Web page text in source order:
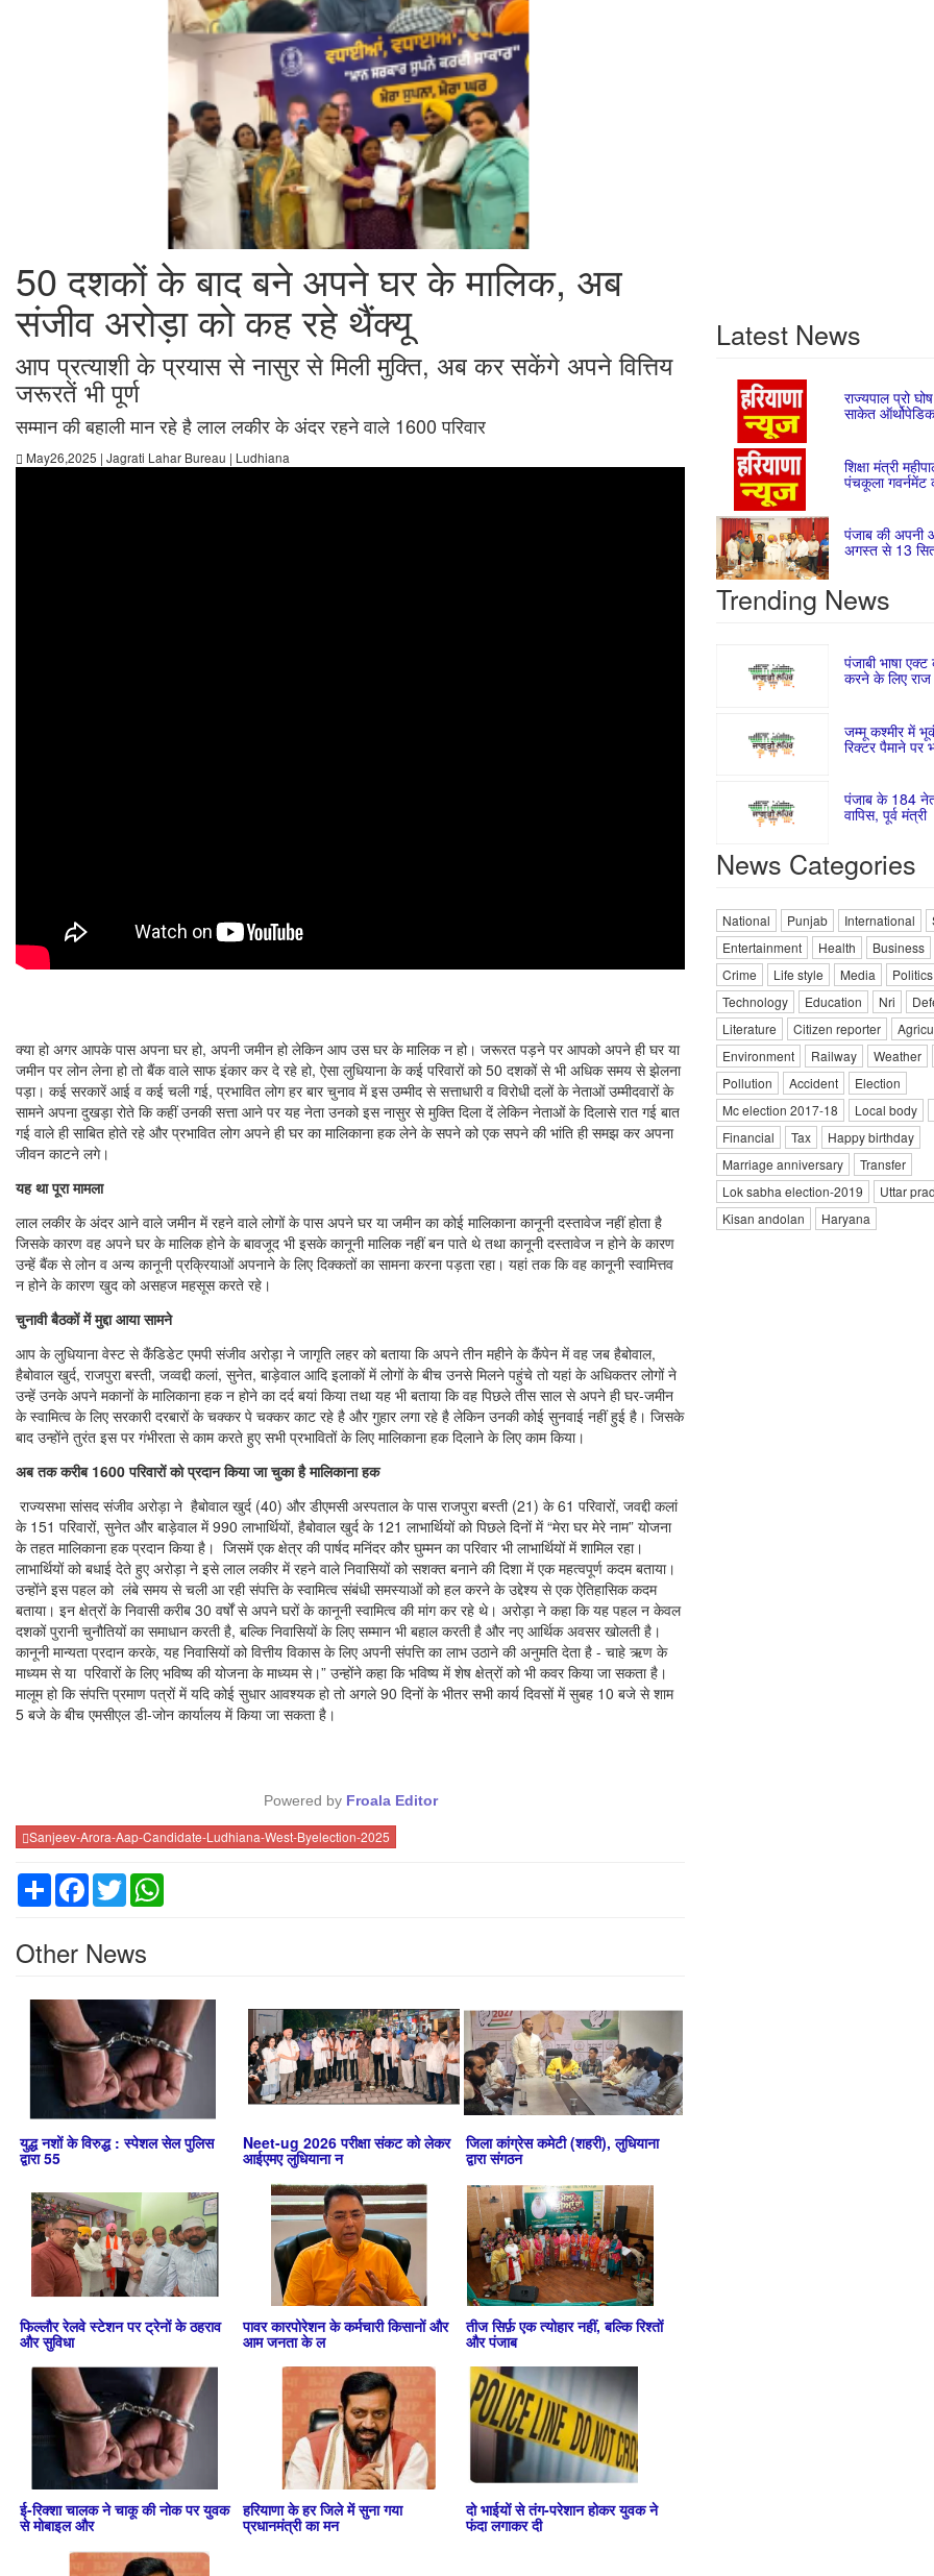
50 दशकों के बाद बने अपने घर के मालिक, अब
संजीव अरोड़ा को कह रहे थैंक्यू
आप प्रत्याशी के प्रयास से नासुर से मिली मुक्ति, अब कर सकेंगे अपने वित्तिय
जरूरतें भी पूर्ण
सम्मान की बहाली मान रहे है लाल लकीर के अंदर रहने वाले 1600 परिवार
May26,2025 | Jagrati Lahar Bureau | Ludhiana
क्या हो अगर आपके पास अपना घर हो, अपनी जमीन हो लेकिन आप उस घर के मालिक न हो। जरूरत पड़ने पर आपको अपने ही घर या
जमीन पर लोन लेना हो तो बैंक वाले साफ इंकार कर दे रहे हो, ऐसा लुधियाना के कई परिवारों को 50 दशकों से भी अधिक समय से झेलना
पड़ा। कई सरकारें आई व कई चली गई, प्रभावित लोग हर बार चुनाव में इस उम्मीद से सत्ताधारी व विरोधी दलों के नेताओं उम्मीदवारों के
सामने अपना दुखड़ा रोते कि कहीं उनकी सत्ता आने पर यह नेता उनको इस नासुर से मुक्ति दिला दें लेकिन नेताओं के दिलासे रात गई बात
गई वाले ही साबित होते रहे और प्रभावित लोग अपने ही घर का मालिकाना हक लेने के सपने को एक सपने की भांति ही समझ कर अपना
जीवन काटने लगे।
यह था पूरा मामला
लाल लकीर के अंदर आने वाले जमीन में रहने वाले लोगों के पास अपने घर या जमीन का कोई मालिकाना कानूनी दस्तावेज नहीं होता है
जिसके कारण वह अपने घर के मालिक होने के बावजूद भी इसके कानूनी मालिक नहीं बन पाते थे तथा कानूनी दस्तावेज न होने के कारण
उन्हें बैंक से लोन व अन्य कानूनी प्रक्रियाओं अपनाने के लिए दिक्कतों का सामना करना पड़ता रहा। यहां तक कि वह कानूनी स्वामित्तव
न होने के कारण खुद को असहज महसूस करते रहे।
चुनावी बैठकों में मुद्दा आया सामने
आप के लुधियाना वेस्ट से कैंडिडेट एमपी संजीव अरोड़ा ने जागृति लहर को बताया कि अपने तीन महीने के कैंपेन में वह जब हैबोवाल,
हैबोवाल खुर्द, राजपुरा बस्ती, जव्वद्दी कलां, सुनेत, बाड़ेवाल आदि इलाकों में लोगों के बीच उनसे मिलने पहुंचे तो यहां के अधिकतर लोगों ने
उन्हें उनके अपने मकानों के मालिकाना हक न होने का दर्द बयां किया तथा यह भी बताया कि वह पिछले तीस साल से अपने ही घर-जमीन
के स्वामित्व के लिए सरकारी दरबारों के चक्कर पे चक्कर काट रहे है और गुहार लगा रहे है लेकिन उनकी कोई सुनवाई नहीं हुई है। जिसके
बाद उन्होंने तुरंत इस पर गंभीरता से काम करते हुए सभी प्रभावितों के लिए मालिकाना हक दिलाने के लिए काम किया।
अब तक करीब 1600 परिवारों को प्रदान किया जा चुका है मालिकाना हक
राज्यसभा सांसद संजीव अरोड़ा ने हैबोवाल खुर्द (40) और डीएमसी अस्पताल के पास राजपुरा बस्ती (21) के 61 परिवारों, जवद्दी कलां
के 151 परिवारों, सुनेत और बाड़ेवाल में 990 लाभार्थियों, हैबोवाल खुर्द के 121 लाभार्थियों को पिछले दिनों में “मेरा घर मेरे नाम” योजना
के तहत मालिकाना हक प्रदान किया है। जिसमें एक क्षेत्र की पार्षद मनिंदर कौर घुम्मन का परिवार भी लाभार्थियों में शामिल रहा।
लाभार्थियों को बधाई देते हुए अरोड़ा ने इसे लाल लकीर में रहने वाले निवासियों को सशक्त बनाने की दिशा में एक महत्वपूर्ण कदम बताया।
उन्होंने इस पहल को लंबे समय से चली आ रही संपत्ति के स्वामित्व संबंधी समस्याओं को हल करने के उद्देश्य से एक ऐतिहासिक कदम
बताया। इन क्षेत्रों के निवासी करीब 30 वर्षों से अपने घरों के कानूनी स्वामित्व की मांग कर रहे थे। अरोड़ा ने कहा कि यह पहल न केवल
दशकों पुरानी चुनौतियों का समाधान करती है, बल्कि निवासियों के लिए सम्मान भी बहाल करती है और नए आर्थिक अवसर खोलती है।
कानूनी मान्यता प्रदान करके, यह निवासियों को वित्तीय विकास के लिए अपनी संपत्ति का लाभ उठाने की अनुमति देता है - चाहे ऋण के
माध्यम से या परिवारों के लिए भविष्य की योजना के माध्यम से।” उन्होंने कहा कि भविष्य में शेष क्षेत्रों को भी कवर किया जा सकता है।
मालूम हो कि संपत्ति प्रमाण पत्रों में यदि कोई सुधार आवश्यक हो तो अगले 90 दिनों के भीतर सभी कार्य दिवसों में सुबह 10 बजे से शाम
5 बजे के बीच एमसीएल डी-जोन कार्यालय में किया जा सकता है।
Powered by Froala Editor
Sanjeev-Arora-Aap-Candidate-Ludhiana-West-Byelection-2025
Share Facebook
Twitter
Other News
युद्ध नशों के विरुद्ध : स्पेशल सेल पुलिस
द्वारा 55
Neet-ug 2026 परीक्षा संकट को लेकर
आईएमए लुधियाना न
जिला कांग्रेस कमेटी (शहरी), लुधियाना
द्वारा संगठन
फिल्लौर रेलवे स्टेशन पर ट्रेनों के ठहराव
और सुविधा
पावर कारपोरेशन के कर्मचारी किसानों और
आम जनता के ल
तीज सिर्फ़ एक त्योहार नहीं, बल्कि रिश्तों
और पंजाब
ई-रिक्शा चालक ने चाकू की नोक पर युवक
से मोबाइल और
हरियाणा के हर जिले में सुना गया
प्रधानमंत्री का मन
दो भाईयों से तंग-परेशान होकर युवक ने
फंदा लगाकर दी
Latest News
राज्यपाल प्रो
साकेत
शिक्षा मंत्री
पंचकूला गवर्नमेंट
पंजाब की अपनी
अगस्त से 13
Trending News
पंजाबी भाषा
करने के लिए राज
जम्मू कश्मीर में
रिक्टर पैमाने पर
पंजाब के 184
वापिस, पूर्व मंत्री
News Categories
National Punjab International
Entertainment
Health
Business
Crime
Life style Media
Politics
Technology
Education Nri
Literature
Citizen reporter
Environment
Railway
Weather
Pollution
Accident
Election
Mc election 2017-18
Local body
Financial
Tax
Happy birthday
Marriage anniversary
Transfer
Lok sabha election-2019
Uttar
Kisan andolan
Haryana